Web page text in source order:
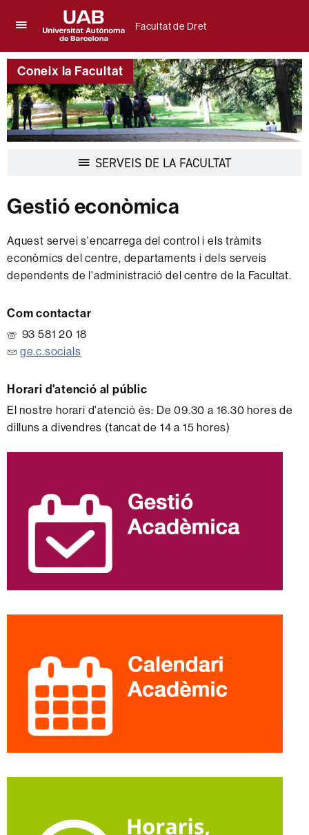
per
desplegar
el
menú
de
Facultat
de
Dret
Universitat
Autònoma
de
Barcelona
Facultat de Dret
Coneix la Facultat
SERVEIS DE LA FACULTATDesplegar
Gestió econòmica
Aquest servei s'encarrega del control i els tràmits
econòmics del centre, departaments i dels serveis
dependents de l'administració del centre de la Facultat.
Com contactar
93 581 20 18
ge.c.socials
Horari d'atenció al públic
El nostre horari d'atenció és: De 09.30 a 16.30 hores de
dilluns a divendres (tancat de 14 a 15 hores)
Informació